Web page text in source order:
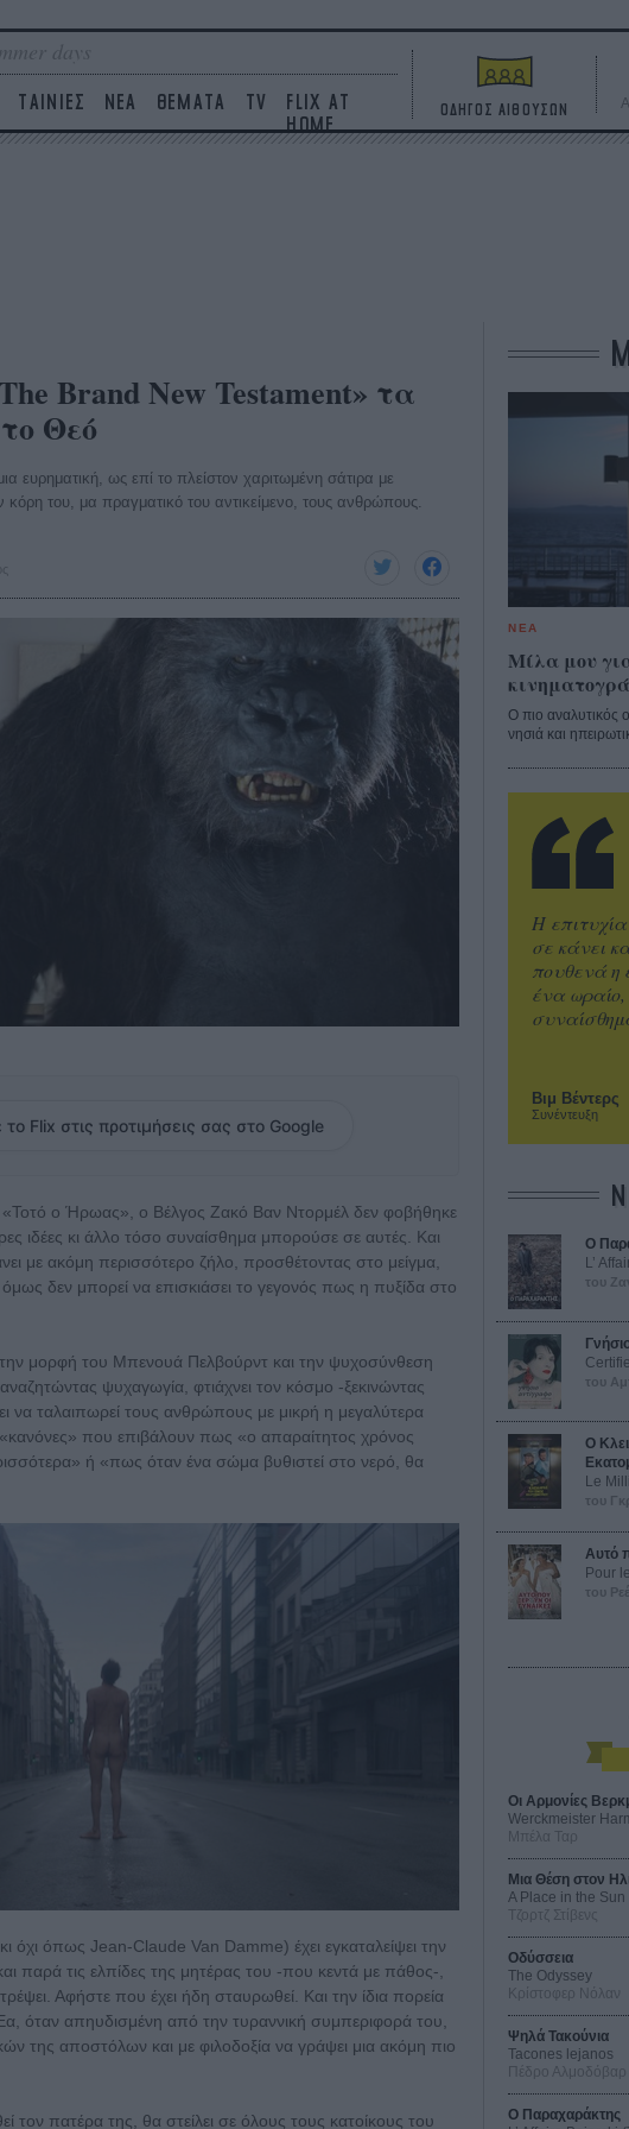
days
ΤΑΙΝΙΕΣ ΝΕΑ ΘΕΜΑΤΑ TV
FLIX AT
HOME
ΟΔΗΓΟΣ ΑΙΘΟΥΣΩΝ
Brand New Testament» τα
Θεό
ευρηματική, ως επί το πλείστον χαριτωμένη σάτιρα με
του, μα πραγματικό του αντικείμενο, τους ανθρώπους.
Flix στις προτιμήσεις σας στο Google
«Τοτό ο Ήρωας», ο Βέλγος Ζακό Βαν Ντορμέλ δεν φοβήθηκε
ιδέες κι άλλο τόσο συναίσθημα μπορούσε σε αυτές. Και
με ακόμη περισσότερο ζήλο, προσθέτοντας στο μείγμα,
δεν μπορεί να επισκιάσει το γεγονός πως η πυξίδα στο
την μορφή του Μπενουά Πελβούρντ και την ψυχοσύνθεση
ψυχαγωγία, φτιάχνει τον κόσμο -ξεκινώντας
να ταλαιπωρεί τους ανθρώπους με μικρή η μεγαλύτερα
που επιβάλουν πως «ο απαραίτητος χρόνος
ή «πως όταν ένα σώμα βυθιστεί στο νερό, θα
όπως Jean-Claude Van Damme) έχει εγκαταλείψει την
παρά τις ελπίδες της μητέρας του -που κεντά με πάθος-,
Αφήστε που έχει ήδη σταυρωθεί. Και την ίδια πορεία
όταν απηυδισμένη από την τυραννική συμπεριφορά του,
της αποστόλων και με φιλοδοξία να γράψει μια ακόμη πιο
τον πατέρα της, θα στείλει σε όλους τους κατοίκους του
ΝΕΑ
Μίλα μου
Ο πιο αναλυτικός
νησιά και
Βιμ Βέντερς
Συνέντευξη
Η
σε κάνει
πουθενά η
ένα
Ο
L’
του
του
Ο
Le
του
Αυτό
Pour
του
Οι Αρμονίες
Werckmeister
Μπέλα Ταρ
Μια Θέση στον
A Place in the Sun
Τζορτζ Στίβενς
Οδύσσεια
The Odyssey
Κρίστοφερ Νόλαν
Ψηλά Τακούνια
Tacones lejanos
Πέδρο Αλμοδόβαρ
Ο Παραχαράκτης